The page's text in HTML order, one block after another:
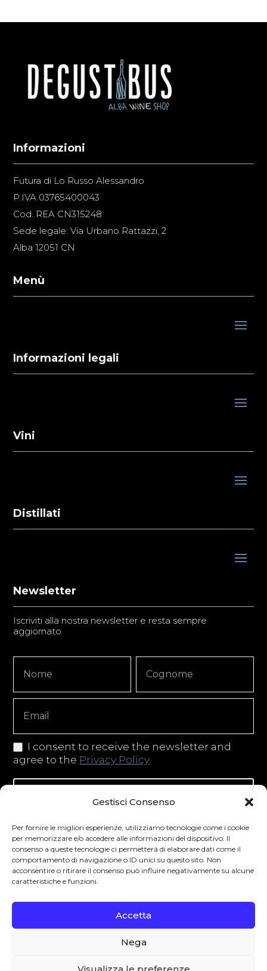
Gestisci Consenso
Per fornire le migliori esperienze, utilizziamo tecnologie come i cookie
per memorizzare e/o accedere alle informazioni del dispositivo. Il
consenso a queste tecnologie ci permetterà di elaborare dati come il
comportamento di navigazione o ID unici su questo sito. Non
acconsentire o ritirare il consenso può influire negativamente su alcune
caratteristiche e funzioni.
Accetta
Nega
Visualizza le preferenze
Informazioni
Futura di Lo Russo Alessandro
P.IVA 03765400043
Cod. REA CN315248
Sede legale: Via Urbano Rattazzi, 2
Alba 12051 CN
Menù
Informazioni legali
Vini
Distillati
Newsletter
Iscriviti alla nostra newsletter e resta sempre
aggiornato
Signup
Copy
I consent to receive the newsletter and
agree to the Privacy Policy
Iscriviti alla newsletter
Degustibus invita al consumo responsabile.
La vendita di bevande alcoliche è vietata ai
Paese di residenza. L’abuso di alcol è
pericoloso per la salute.